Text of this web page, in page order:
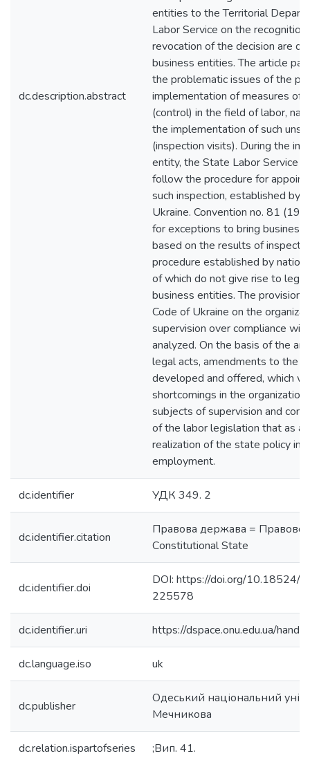
dc.description.abstract
entities to the Territorial
Labor Service on the
revocation of the decision are
business entities. The article
the problematic issues of the
implementation of measures of
(control) in the field of labor,
the implementation of such
(inspection visits). During the
entity, the State Labor Service
follow the procedure for
such inspection, established by
Ukraine. Convention no. 81
for exceptions to bring
based on the results of
procedure established by
of which do not give rise to
business entities. The
Code of Ukraine on the
supervision over compliance
analyzed. On the basis of the
legal acts, amendments to the
developed and offered, which
shortcomings in the
subjects of supervision and
of the labor legislation that as
realization of the state policy in
employment.
dc.identifier УДК 349. 2
dc.identifier.citation
Правова держава = Правовое
Сonstitutional State
dc.identifier.doi
DOI: https://doi.org/10.18524/
225578
dc.identifier.uri https://dspace.onu.edu.ua/
dc.language.iso uk
dc.publisher
Одеський національний
Мечникова
dc.relation.ispartofseries ;Вип. 41.